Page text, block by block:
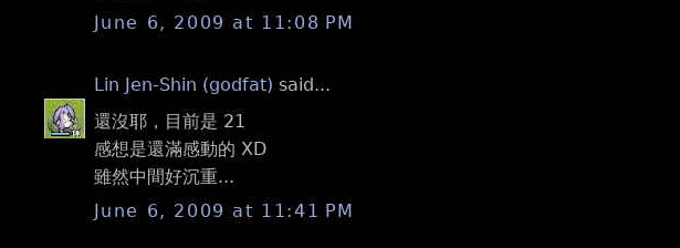
June 6, 2009 at 11:08 PM
Lin Jen-Shin (godfat) said...
還沒耶，目前是 21
感想是還滿感動的 XD
雖然中間好沉重...
June 6, 2009 at 11:41 PM